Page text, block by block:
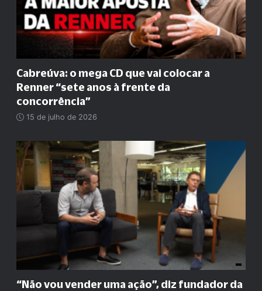
Cabreúva: o mega CD que vai colocar a
Renner“sete anos à frente da
concorrência”
15 de julho de 2026
“Não vou vender uma ação”, diz fundador da